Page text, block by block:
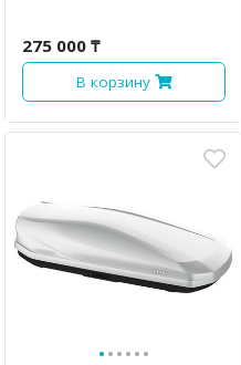
275 000 ₸
В корзину
······